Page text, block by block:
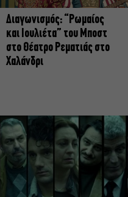
Διαγωνισμός: “Ρωμαίος
και Ιουλιέτα” του Μποστ
στο Θέατρο Ρεματιάς στο
Χαλάνδρι